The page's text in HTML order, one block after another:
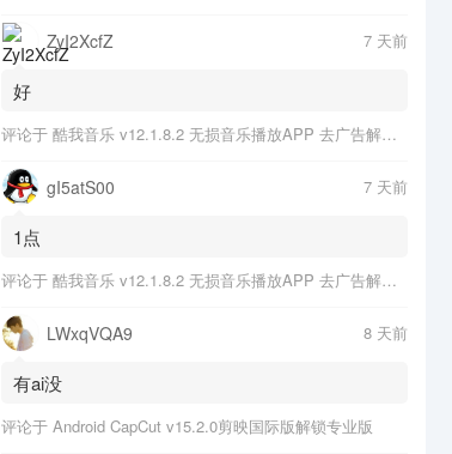
ZyI2XcfZ 7 天前
好
评论于 酷我音乐 v12.1.8.2 无损音乐播放APP 去广告解锁会员版
gI5atS00 7 天前
1点
评论于 酷我音乐 v12.1.8.2 无损音乐播放APP 去广告解锁会员版
LWxqVQA9 8 天前
有ai没
评论于 Android CapCut v15.2.0剪映国际版解锁专业版